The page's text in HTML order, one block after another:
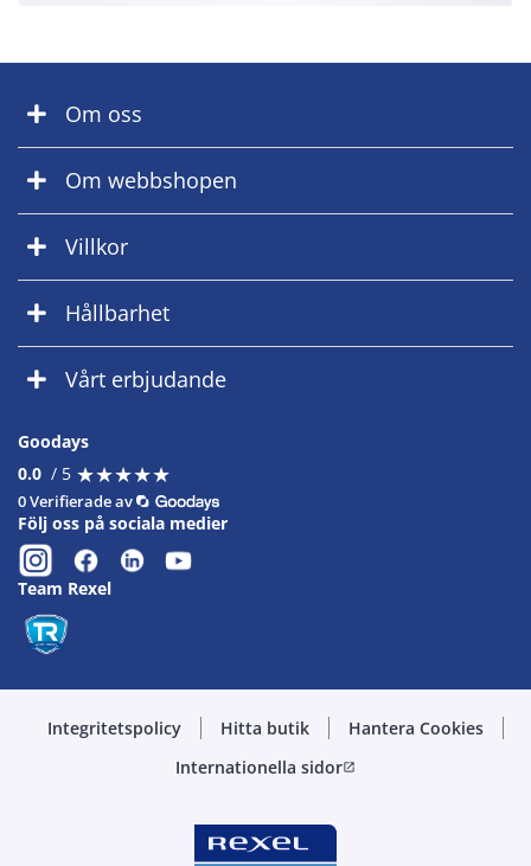
Om oss
Om webbshopen
Villkor
Hållbarhet
Vårt erbjudande
Goodays
0.0 / 5 ★★★★★
★★★★★
0 Verifierade av
Följ oss på sociala medier
Team Rexel
Integritetspolicy Hitta butik
Hantera Cookies
Internationella sidoropen_in_new